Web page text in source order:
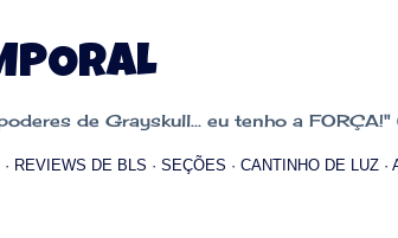
de Grayskull... eu tenho a
REVIEWS DE BLS SEÇÕES CANTINHO DE LUZ